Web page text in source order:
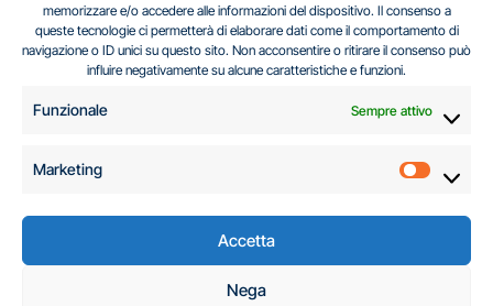
memorizzare e/o accedere alle informazioni del dispositivo. Il consenso a
queste tecnologie ci permetterà di elaborare dati come il comportamento di
navigazione o ID unici su questo sito. Non acconsentire o ritirare il consenso può
influire negativamente su alcune caratteristiche e funzioni.
Funzionale Sempre attivo
Marketing
Accetta
Nega
Centro Analisi e Studi Italus © Tutti i diritti riservati
C.A.S.I. – Centro